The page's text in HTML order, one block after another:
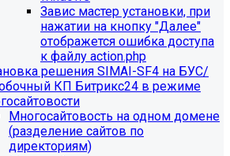
поддержка продуктов на
Рекомендуемая версия PHP - 8.4
поддержка продуктов на
Завис мастер установки, при
нажатии на кнопку "Далее"
отображется ошибка доступа
к файлу action.php
решения SIMAI-SF4 на БУС/
КП Битрикс24 в режиме
Многосайтовость на одном домене
(разделение сайтов по
директориям)